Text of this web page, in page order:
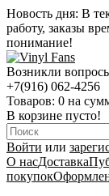
Новость дня: В
работу, заказы
понимание!
Возникли
+7(916) 062-4256
Товаров: 0 на
В корзине пусто!
Войти или
О насДоставка
покупок